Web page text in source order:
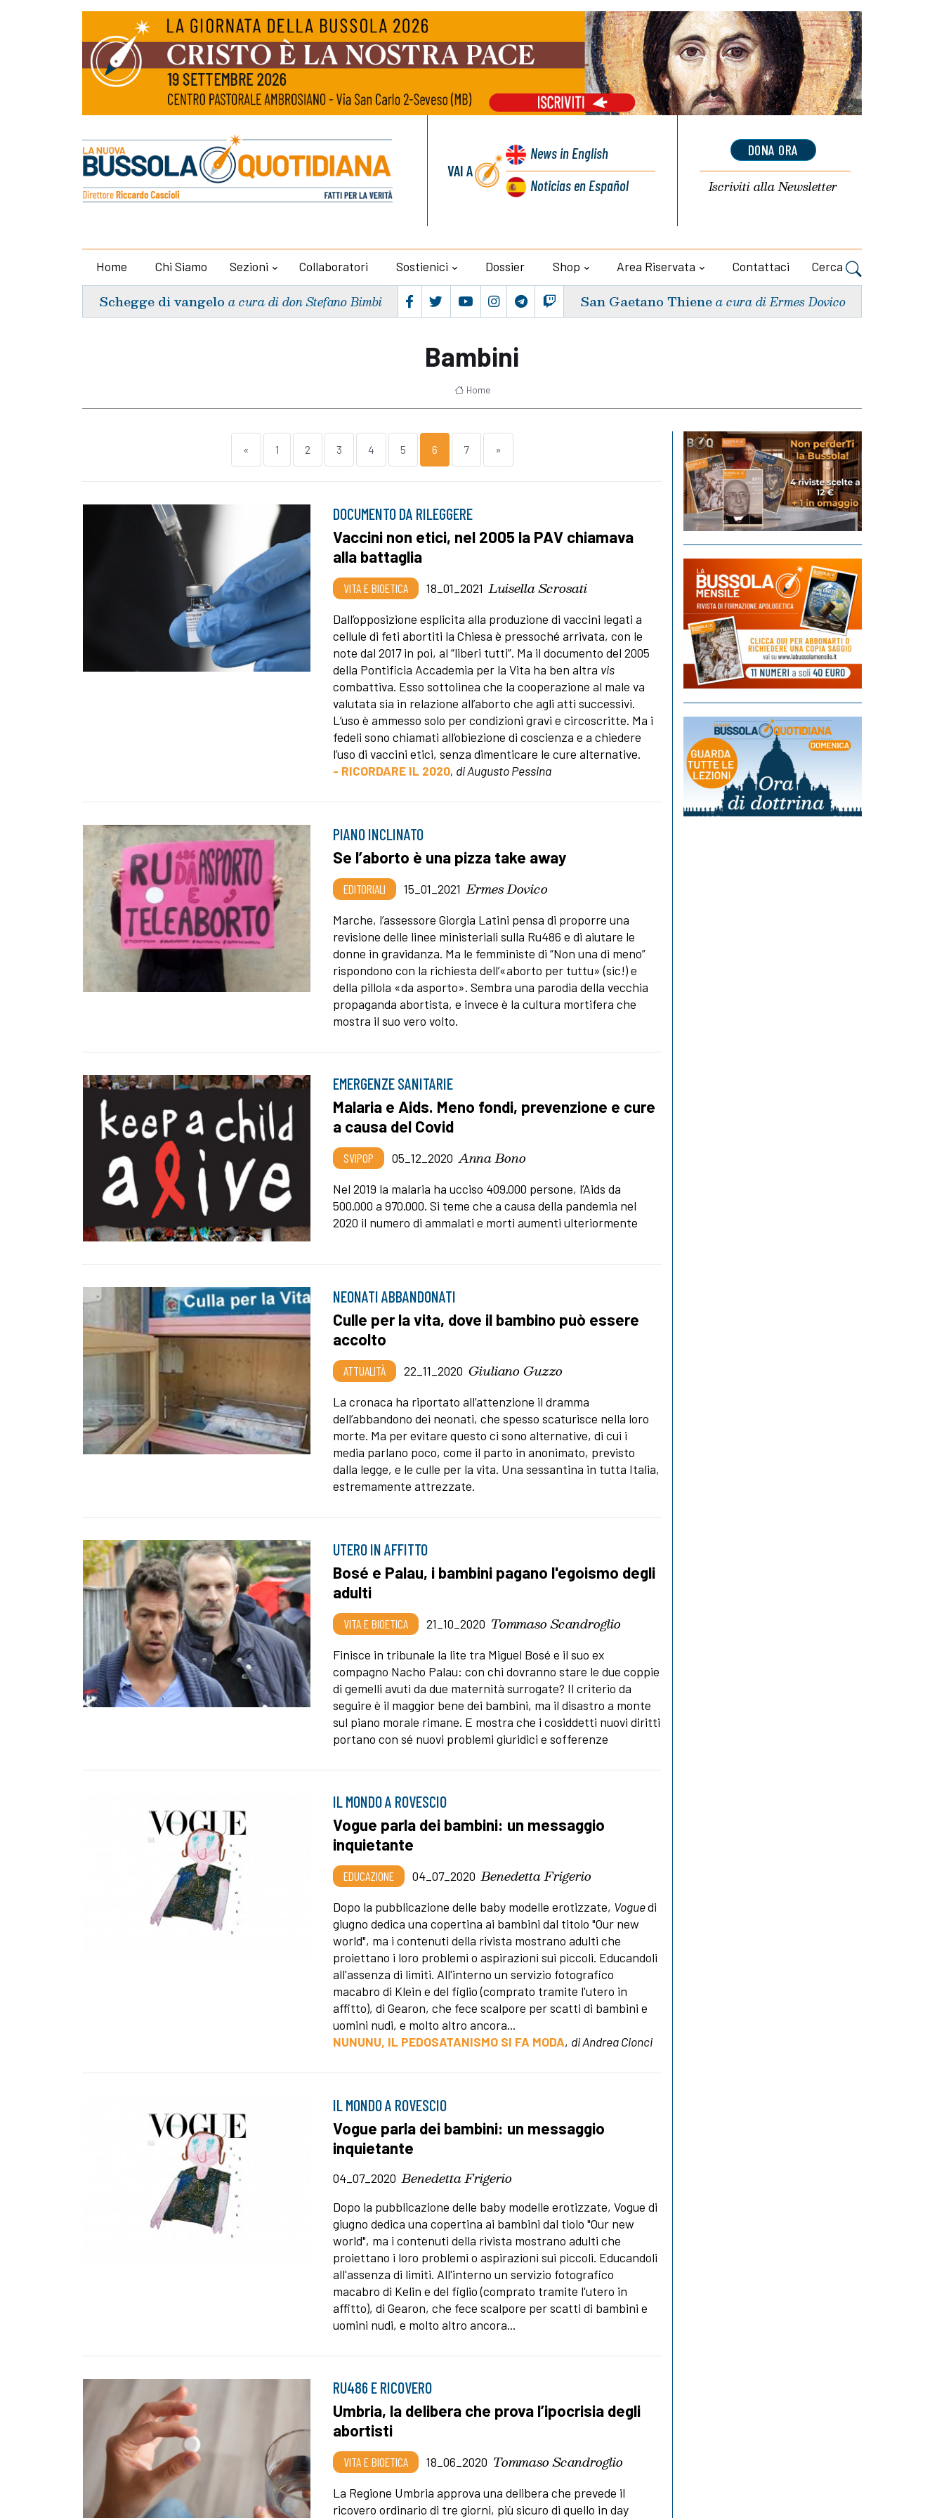
VAI A
Newsin English
Noticiasen Español
DONA ORA
Iscriviti allaNewsletter
Home Chi Siamo Sezioni Collaboratori Sostienici Dossier Shop Area Riservata Contattaci Cerca
Schegge di vangelo a cura di don Stefano Bimbi San Gaetano Thiene a cura di Ermes Dovico
Bambini
Home
« 1 2 3 4 5 6 7 »
DOCUMENTO DA RILEGGERE
Vaccini non etici, nel 2005 la PAV chiamava
alla battaglia
VITA E BIOETICA 18_01_2021 Luisella Scrosati
Dall’opposizione esplicita alla produzione di vaccini legati a
cellule di feti abortiti la Chiesa è pressoché arrivata, con le
note dal 2017 in poi, al “liberi tutti”. Ma il documento del 2005
della Pontificia Accademia per la Vita ha ben altra vis
combattiva. Esso sottolinea che la cooperazione al male va
valutata sia in relazione all’aborto che agli atti successivi.
L’uso è ammesso solo per condizioni gravi e circoscritte. Ma i
fedeli sono chiamati all’obiezione di coscienza e a chiedere
l’uso di vaccini etici, senza dimenticare le cure alternative.
- RICORDARE IL 2020, di Augusto Pessina
PIANO INCLINATO
Se l’aborto è una pizza take away
EDITORIALI 15_01_2021 Ermes Dovico
Marche, l’assessore Giorgia Latini pensa di proporre una
revisione delle linee ministeriali sulla Ru486 e di aiutare le
donne in gravidanza. Ma le femministe di “Non una di meno”
rispondono con la richiesta dell’«aborto per tuttu» (sic!) e
della pillola «da asporto». Sembra una parodia della vecchia
propaganda abortista, e invece è la cultura mortifera che
mostra il suo vero volto.
EMERGENZE SANITARIE
Malaria e Aids. Meno fondi, prevenzione e cure
a causa del Covid
SVIPOP 05_12_2020 Anna Bono
Nel 2019 la malaria ha ucciso 409.000 persone, l’Aids da
500.000 a 970.000. Si teme che a causa della pandemia nel
2020 il numero di ammalati e morti aumenti ulteriormente
NEONATI ABBANDONATI
Culle per la vita, dove il bambino può essere
accolto
ATTUALITÀ 22_11_2020 Giuliano Guzzo
La cronaca ha riportato all’attenzione il dramma
dell’abbandono dei neonati, che spesso scaturisce nella loro
morte. Ma per evitare questo ci sono alternative, di cui i
media parlano poco, come il parto in anonimato, previsto
dalla legge, e le culle per la vita. Una sessantina in tutta Italia,
estremamente attrezzate.
UTERO IN AFFITTO
Bosé e Palau, i bambini pagano l'egoismo degli
adulti
VITA E BIOETICA 21_10_2020 Tommaso Scandroglio
Finisce in tribunale la lite tra Miguel Bosé e il suo ex
compagno Nacho Palau: con chi dovranno stare le due coppie
di gemelli avuti da due maternità surrogate? Il criterio da
seguire è il maggior bene dei bambini, ma il disastro a monte
sul piano morale rimane. E mostra che i cosiddetti nuovi diritti
portano con sé nuovi problemi giuridici e sofferenze
IL MONDO A ROVESCIO
Vogue parla dei bambini: un messaggio
inquietante
EDUCAZIONE 04_07_2020 Benedetta Frigerio
Dopo la pubblicazione delle baby modelle erotizzate, Voguedi
giugno dedica una copertina ai bambini dal titolo "Our new
world", ma i contenuti della rivista mostrano adulti che
proiettano i loro problemi o aspirazioni sui piccoli. Educandoli
all'assenza di limiti. All'interno un servizio fotografico
macabro di Klein e del figlio (comprato tramite l'utero in
affitto), di Gearon, che fece scalpore per scatti di bambini e
uomini nudi, e molto altro ancora...
NUNUNU, IL PEDOSATANISMO SI FA MODA, di Andrea Cionci
IL MONDO A ROVESCIO
Vogue parla dei bambini: un messaggio
inquietante
04_07_2020 Benedetta Frigerio
Dopo la pubblicazione delle baby modelle erotizzate, Vogue di
giugno dedica una copertina ai bambini dal tiolo "Our new
world", ma i contenuti della rivista mostrano adulti che
proiettano i loro problemi o aspirazioni sui piccoli. Educandoli
all'assenza di limiti. All'interno un servizio fotografico
macabro di Kelin e del figlio (comprato tramite l'utero in
affitto), di Gearon, che fece scalpore per scatti di bambini e
uomini nudi, e molto altro ancora...
RU486 E RICOVERO
Umbria, la delibera che prova l’ipocrisia degli
abortisti
VITA E BIOETICA 18_06_2020 Tommaso Scandroglio
La Regione Umbria approva una delibera che prevede il
ricovero ordinario di tre giorni, più sicuro di quello in day